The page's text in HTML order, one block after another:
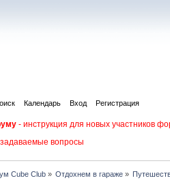
Календарь Вход Регистрация
- инструкция для новых участников
вопросы
Cube Club» Отдохнем в гараже»